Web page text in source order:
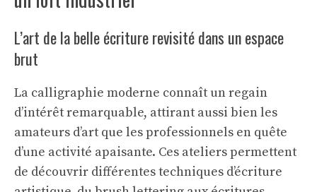
L’art de la belle écriture revisité dans un espace
brut
La calligraphie moderne connaît un regain
d’intérêt remarquable, attirant aussi bien les
amateurs d’art que les professionnels en quête
d’une activité apaisante. Ces ateliers permettent
de découvrir différentes techniques d’écriture